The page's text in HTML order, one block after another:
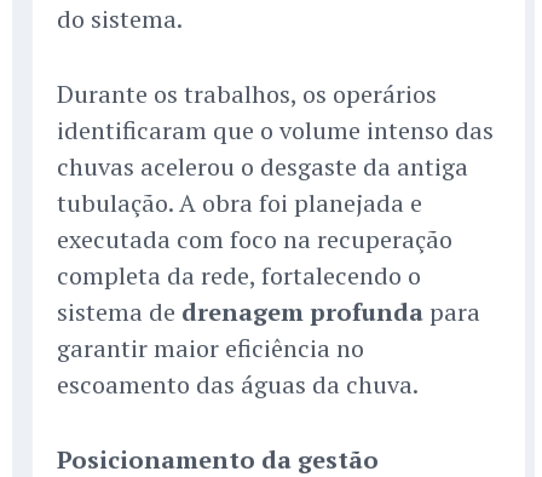
do sistema.
Durante os trabalhos, os operários
identificaram que o volume intenso das
chuvas acelerou o desgaste da antiga
tubulação. A obra foi planejada e
executada com foco na recuperação
completa da rede, fortalecendo o
sistema de drenagem profunda para
garantir maior eficiência no
escoamento das águas da chuva.
Posicionamento da gestão